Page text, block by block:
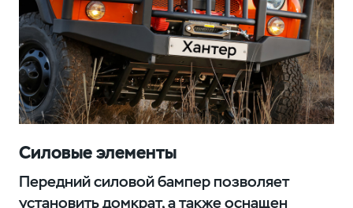
Силовые элементы
Передний силовой бампер позволяет
установить домкрат, а также оснащен